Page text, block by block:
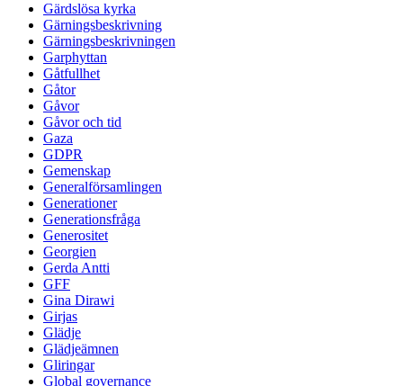
Gärdslösa kyrka
Gärningsbeskrivning
Gärningsbeskrivningen
Garphyttan
Gåtfullhet
Gåtor
Gåvor
Gåvor och tid
Gaza
GDPR
Gemenskap
Generalförsamlingen
Generationer
Generationsfråga
Generositet
Georgien
Gerda Antti
GFF
Gina Dirawi
Girjas
Glädje
Glädjeämnen
Gliringar
Global governance